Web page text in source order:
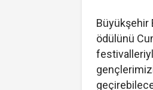
Büyükşehir
ödülünü